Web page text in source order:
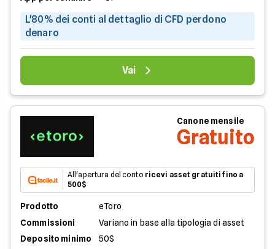
L'80% dei conti al dettaglio di CFD perdono
denaro
Vai
Canone mensile
Gratuito
All'apertura del conto ricevi asset gratuiti fino a
500$
Prodotto
eToro
Commissioni
Variano in base alla tipologia di asset
Deposito minimo
50$